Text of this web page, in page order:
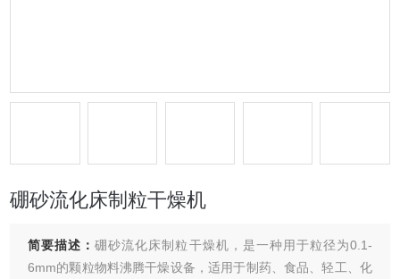
硼砂流化床制粒干燥机
简要描述：硼砂流化床制粒干燥机，是一种用于粒径为0.1-
6mm的颗粒物料沸腾干燥设备，适用于制药、食品、轻工、化